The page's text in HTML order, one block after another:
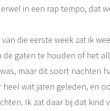
in een rap tempo, dat
die eerste week zat ik
de gaten te houden of het
maar dit soort nachten
heel wat jaren geleden, en
Ik zat daar bij dat kind